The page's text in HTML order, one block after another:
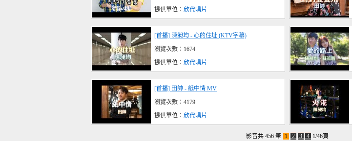
提供單位： 欣代唱片
[首播] 陳昶均 - 心的住址 (KTV字幕)
瀏覽次數：1674
提供單位： 欣代唱片
[首播] 田帥 - 紙中情 MV
瀏覽次數：4179
提供單位： 欣代唱片
影音共 456 筆 1 2 3 4 1/46頁